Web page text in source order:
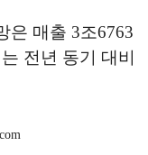
은 매출 3조6763
전년 동기
대비